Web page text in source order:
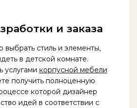
и заказа
выбрать стиль и элементы,
в детской комнате.
услугами корпусной мебели
получить полноценную
которой дизайнер
идей в соответствии с